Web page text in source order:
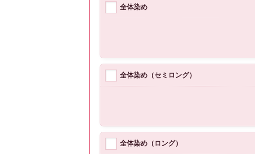
全体染め
全体染め（セミロング）
全体染め（ロング）